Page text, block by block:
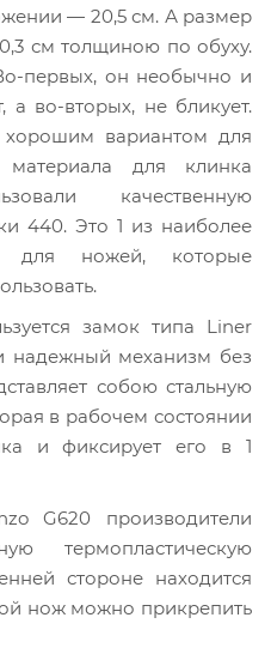
— 20,5 см. А размер
см толщиною по обуху.
первых, он необычно и
а во-вторых, не бликует.
вариантом для
для клинка
качественную
440. Это 1 из наиболее
для ножей, которые
замок типа Liner
надежный механизм без
собою стальную
в рабочем состоянии
и фиксирует его в 1
G620 производители
термопластическую
стороне находится
нож можно прикрепить